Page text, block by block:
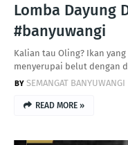
Lomba Dayung
#banyuwangi
Kalian tau Oling? Ikan
menyerupai belut dengan
SEMANGAT BANYUWANGI
READ MORE »